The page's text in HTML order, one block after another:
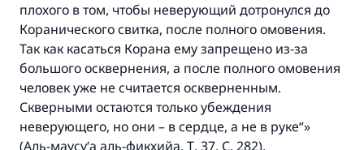
плохого в том, чтобы неверующий дотронулся до
Коранического свитка, после полного омовения.
Так как касаться Корана ему запрещено из-за
большого осквернения, а после полного омовения
человек уже не считается оскверненным.
Скверными остаются только убеждения
неверующего, но они – в сердце, а не в руке“»
(Аль-маусу‘а аль-фикхийа. Т. 37. С. 282).